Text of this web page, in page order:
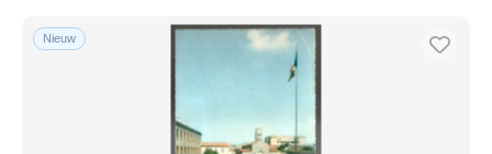
Nieuw